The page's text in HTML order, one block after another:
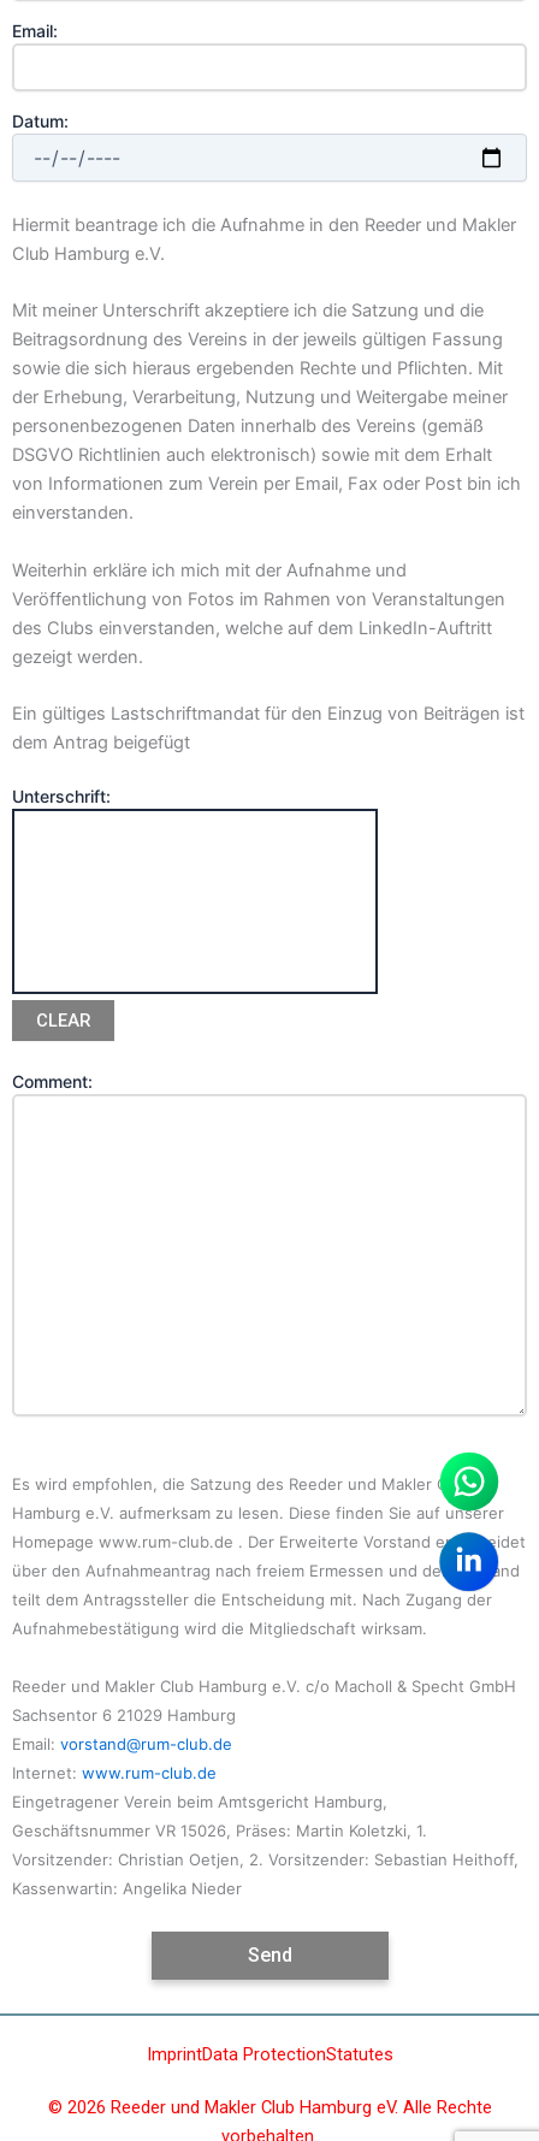
Email:
Datum:
Hiermit beantrage ich die Aufnahme in den Reeder und Makler
Club Hamburg e.V.
Mit meiner Unterschrift akzeptiere ich die Satzung und die
Beitragsordnung des Vereins in der jeweils gültigen Fassung
sowie die sich hieraus ergebenden Rechte und Pflichten. Mit
der Erhebung, Verarbeitung, Nutzung und Weitergabe meiner
personenbezogenen Daten innerhalb des Vereins (gemäß
DSGVO Richtlinien auch elektronisch) sowie mit dem Erhalt
von Informationen zum Verein per Email, Fax oder Post bin ich
einverstanden.
Weiterhin erkläre ich mich mit der Aufnahme und
Veröffentlichung von Fotos im Rahmen von Veranstaltungen
des Clubs einverstanden, welche auf dem LinkedIn-Auftritt
gezeigt werden.
Ein gültiges Lastschriftmandat für den Einzug von Beiträgen ist
dem Antrag beigefügt
Unterschrift:
CLEAR
Comment:
Es wird empfohlen, die Satzung des Reeder und Makler Club
Hamburg e.V. aufmerksam zu lesen. Diese finden Sie auf unserer
Homepage www.rum-club.de . Der Erweiterte Vorstand entscheidet
über den Aufnahmeantrag nach freiem Ermessen und der Vorstand
teilt dem Antragssteller die Entscheidung mit. Nach Zugang der
Aufnahmebestätigung wird die Mitgliedschaft wirksam.
Reeder und Makler Club Hamburg e.V. c/o Macholl & Specht GmbH
Sachsentor 6 21029 Hamburg
Email: vorstand@rum-club.de
Internet: www.rum-club.de
Eingetragener Verein beim Amtsgericht Hamburg,
Geschäftsnummer VR 15026, Präses: Martin Koletzki, 1.
Vorsitzender: Christian Oetjen, 2. Vorsitzender: Sebastian Heithoff,
Kassenwartin: Angelika Nieder
ImprintData ProtectionStatutes
© 2026 Reeder und Makler Club Hamburg eV. Alle Rechte
vorbehalten.